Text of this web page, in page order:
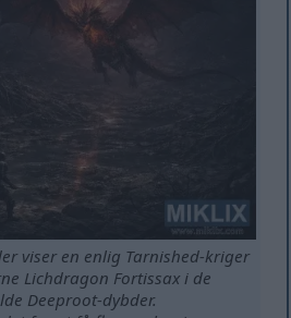
viser en enlig Tarnished-kriger
Lichdragon Fortissax i de
Deeproot-dybder.